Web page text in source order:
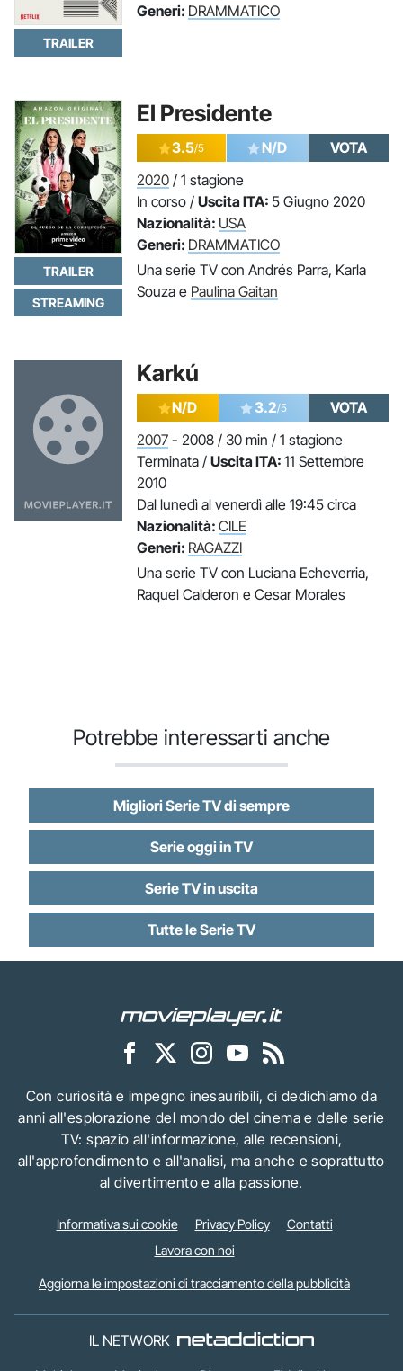
TRAILER
Generi: DRAMMATICO
El Presidente
TRAILER
STREAMING
3.5/5 N/D
VOTA
2020 / 1 stagione
In corso / Uscita ITA: 5 Giugno 2020
Nazionalità: USA
Generi: DRAMMATICO
Una serie TV con Andrés Parra, Karla
Souza e Paulina Gaitan
Karkú
N/D 3.2/5
VOTA
2007 - 2008 / 30 min / 1 stagione
Terminata / Uscita ITA: 11 Settembre
2010
Dal lunedì al venerdì alle 19:45 circa
Nazionalità: CILE
Generi: RAGAZZI
Una serie TV con Luciana Echeverria,
Raquel Calderon e Cesar Morales
Potrebbe interessarti anche
Migliori Serie TV di sempre
Serie oggi in TV
Serie TV in uscita
Tutte le Serie TV
Con curiosità e impegno inesauribili, ci dedichiamo da
anni all'esplorazione del mondo del cinema e delle serie
TV: spazio all'informazione, alle recensioni,
all'approfondimento e all'analisi, ma anche e soprattutto
al divertimento e alla passione.
Informativa sui cookie Privacy Policy
Contatti
Lavora con noi
Aggiorna le impostazioni di tracciamento della pubblicità
IL NETWORK